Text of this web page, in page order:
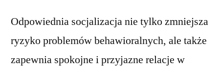
Odpowiednia socjalizacja nie tylko zmniejsza
ryzyko problemów behawioralnych, ale także
zapewnia spokojne i przyjazne relacje w